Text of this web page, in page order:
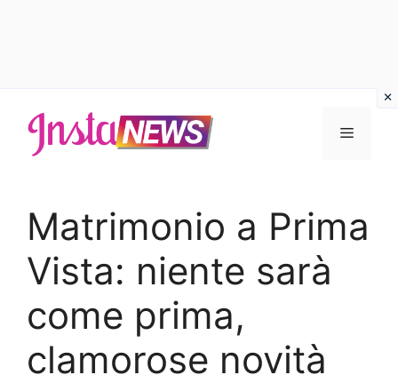
contenuto
Menu
Matrimonio a Prima
Vista: niente sarà
come prima,
clamorose novità